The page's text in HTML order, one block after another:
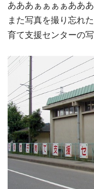
あああぁぁぁぁあああ
また写真を撮り忘れ
育て支援センターの